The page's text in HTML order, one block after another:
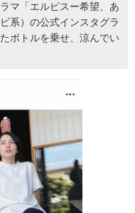
マ「エルピスー希望、あ
系）の公式インスタグラ
ボトルを乗せ、涼んでい